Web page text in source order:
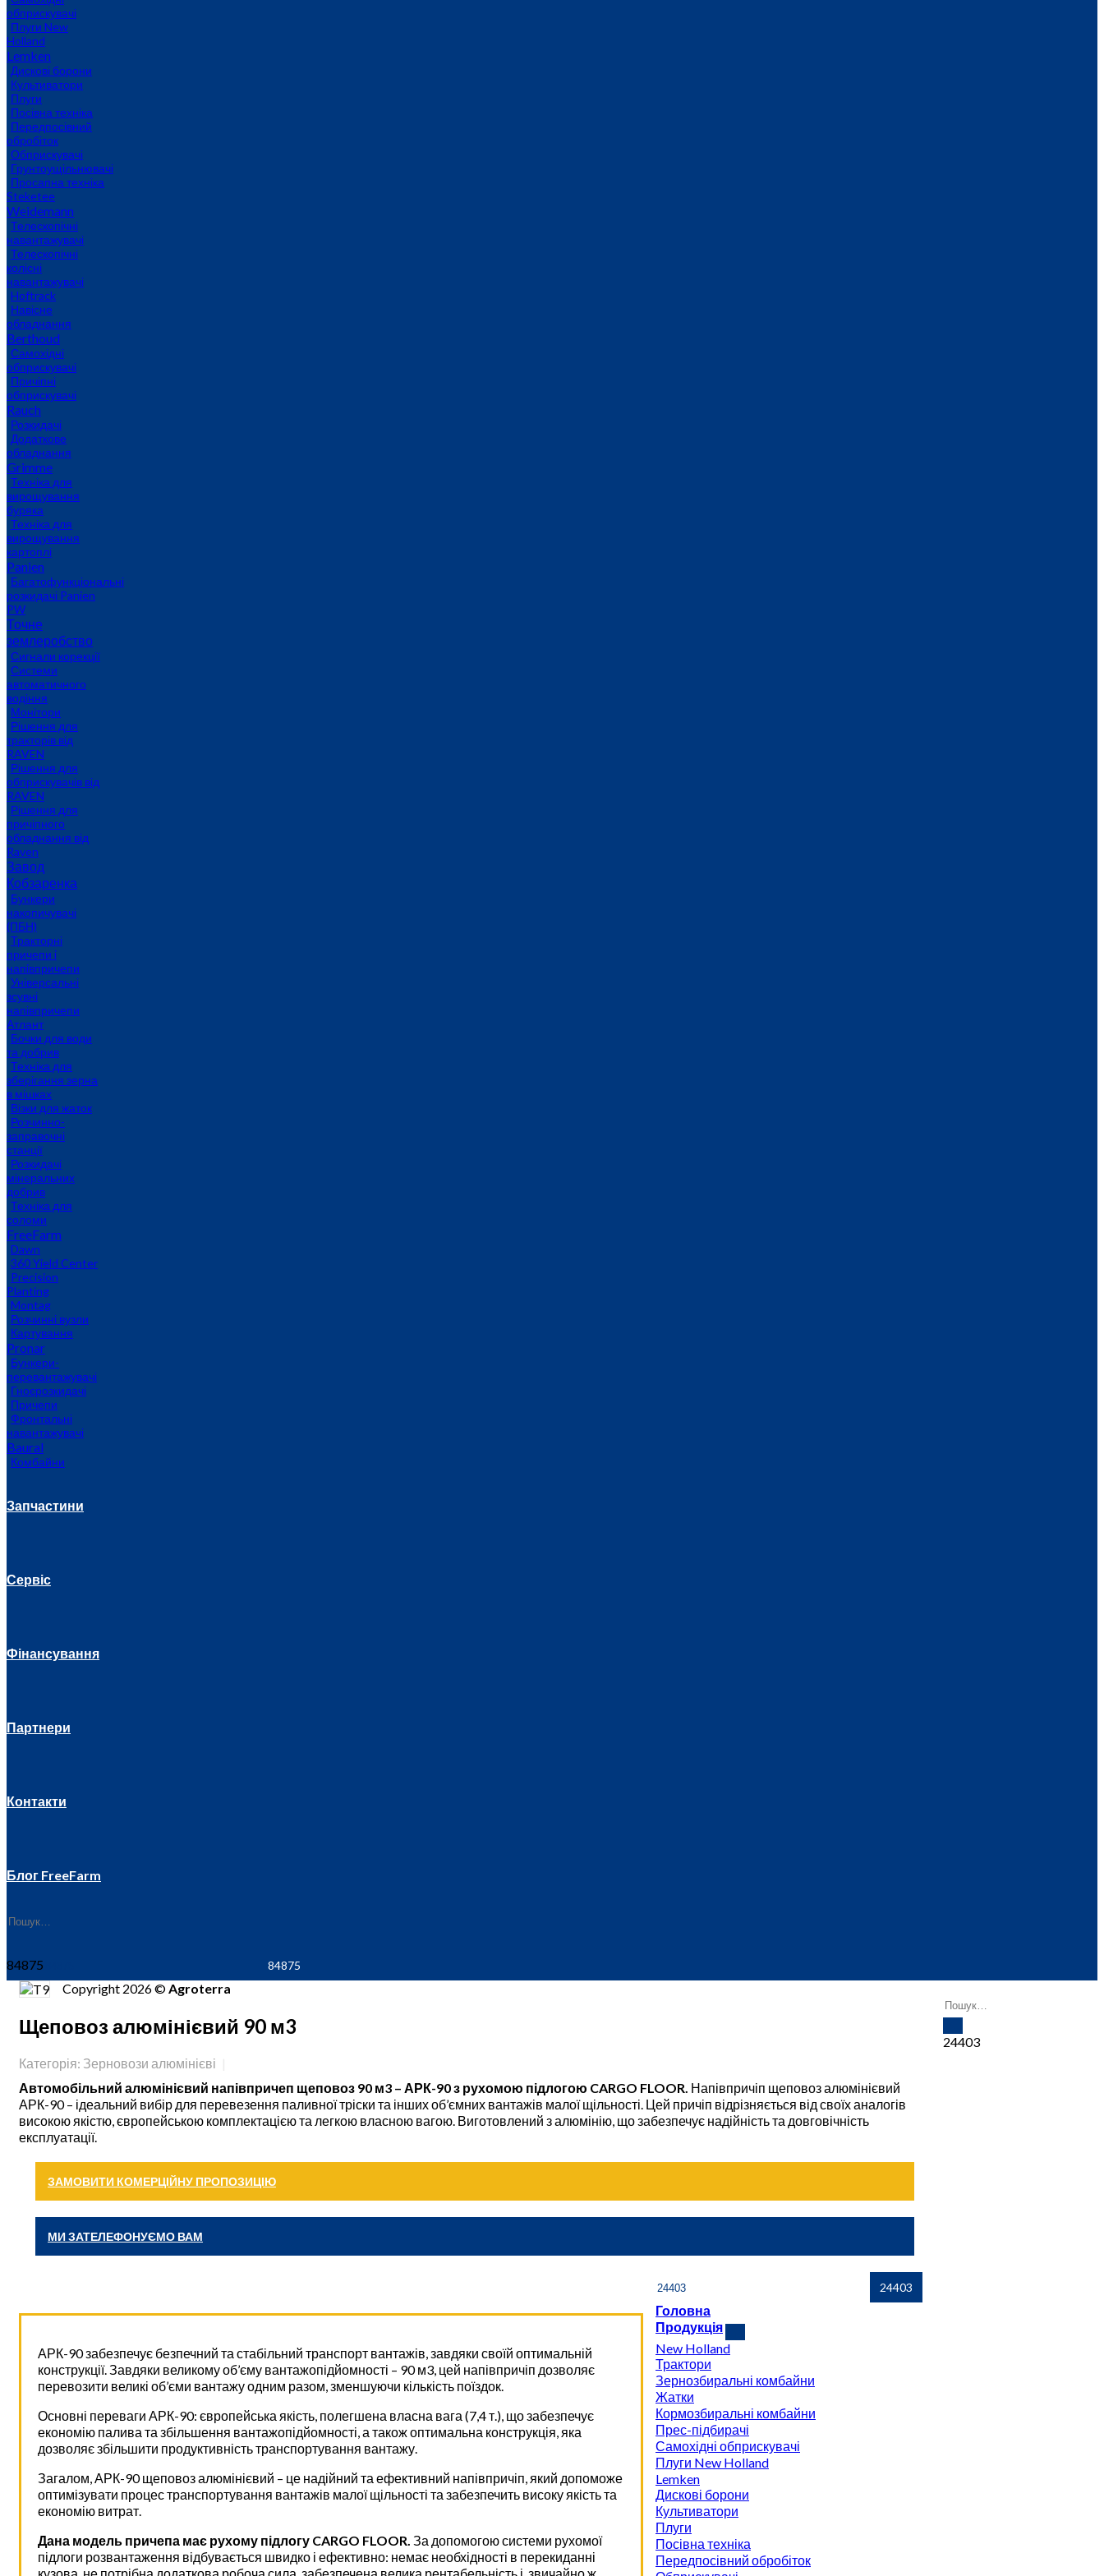
обприскувачі
Плуги New
Holland
Lemken
Дискові борони
Культиватори
Плуги
Посівна техніка
Передпосівний
обробіток
Обприскувачі
Грунтоущільнювачі
Просапна техніка
Steketee
Weidemann
Телескопічні
навантажувачі
Телескопічні
колісні
навантажувачі
Hoftrack
Навісне
обладнання
Berthoud
Самохідні
обприскувачі
Причіпні
обприскувачі
Rauch
Розкидачі
Додаткове
обладнання
Grimme
Техніка для
вирощування
буряка
Техніка для
вирощування
картоплі
Panien
Багатофункціональні
розкидачі Panien
PW
Точне
землеробство
Сигнали корекції
Системи
автоматичного
водіння
Монітори
Рішення для
тракторів від
RAVEN
Рішення для
обприскувачів від
RAVEN
Рішення для
причіпного
обладнання від
Raven
Завод
Кобзаренка
Бункери
накопичувачі
(ПБН)
Тракторні
причепи i
напiвпричепи
Універсальні
зсувні
напівпричепи
Атлант
Бочки для води
та добрив
Техніка для
зберігання зерна
в мішках
Візки для жаток
Розчинно-
заправочні
станції
Розкидачі
мінеральних
добрив
Техніка для
соломи
FreeFarm
Dawn
360 Yield Center
Precision
Planting
Montag
Розчинні вузли
Картування
Pronar
Бункери-
перевантажувачі
Гноєрозкидачі
Причепи
Фронтальні
навантажувачі
Baural
Комбайни
Запчастини
Сервіс
Фінансування
Партнери
Контакти
Блог FreeFarm
84875
Щеповоз алюмінієвий 90 м3
Категорія: Зерновози алюмінієві
Автомобільний алюмінієвий напівпричеп щеповоз 90 м3 – АРК-90 з рухомою підлогою CARGO FLOOR. Напівпричіп щеповоз алюмінієвий
АРК-90 – ідеальний вибір для перевезення паливної тріски та інших об’ємних вантажів малої щільності. Цей причіп відрізняється від своїх аналогів
високою якістю, європейською комплектацією та легкою власною вагою. Виготовлений з алюмінію, що забезпечує надійність та довговічність
експлуатації.
ЗАМОВИТИ КОМЕРЦІЙНУ ПРОПОЗИЦІЮ
МИ ЗАТЕЛЕФОНУЄМО ВАМ
АРК-90 забезпечує безпечний та стабільний транспорт вантажів, завдяки своїй оптимальній
конструкції. Завдяки великому об’єму вантажопідйомності – 90 м3, цей напівпричіп дозволяє
перевозити великі об’єми вантажу одним разом, зменшуючи кількість поїздок.
Основні переваги АРК-90: європейська якість, полегшена власна вага (7,4 т.), що забезпечує
економію палива та збільшення вантажопідйомності, а також оптимальна конструкція, яка
дозволяє збільшити продуктивність транспортування вантажу.
Загалом, АРК-90 щеповоз алюмінієвий – це надійний та ефективний напівпричіп, який допоможе
оптимізувати процес транспортування вантажів малої щільності та забезпечить високу якість та
економію витрат.
Дана модель причепа має рухому підлогу CARGO FLOOR. За допомогою системи рухомої
підлоги розвантаження відбувається швидко і ефективно: немає необхідності в перекиданні
Copyright 2026 ©Agroterra
24403
Головна
Продукція
New Holland
Трактори
Зернозбиральні комбайни
Жатки
Кормозбиральні комбайни
Прес-підбирачі
Самохідні обприскувачі
Плуги New Holland
Lemken
Дискові борони
Культиватори
Плуги
Посівна техніка
Передпосівний обробіток